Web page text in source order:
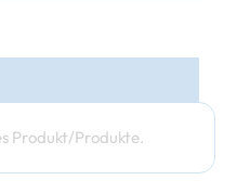
Produkt/Produkte.